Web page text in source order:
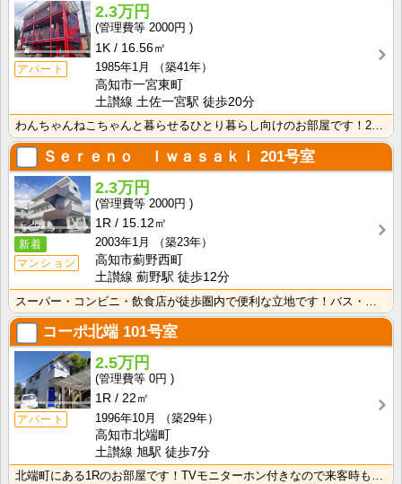
アパート
2.3万円
2000円
1K
16.56㎡
1985年1月
（築41年）
高知市一宮東町
土讃線 土佐一宮駅 徒歩20分
Ｓｅｒｅｎｏ Ｉｗａｓａｋｉ 201号室
新着
マンション
2.3万円
2000円
1R
15.12㎡
2003年1月
（築23年）
高知市薊野西町
土讃線 薊野駅 徒歩12分
コーポ北端 101号室
アパート
2.5万円
0円
1R
22㎡
1996年10月
（築29年）
高知市北端町
土讃線 旭駅 徒歩7分
北端町にある1Rのお部屋です！TVモニターホン付きなので来客時も安心！室内に洗濯機を置けるので家電を･･･